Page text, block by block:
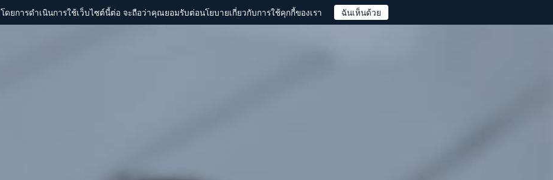
โดยการดำเนินการใช้เว็บไซต์นี้ต่อ จะถือว่าคุณยอมรับต่อนโยบายเกี่ยวกับการใช้คุกกี้ของเรา